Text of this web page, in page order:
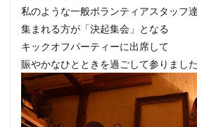
私のような一般ボランティアスタッフ達
集まれる方が「決起集会」となる
キックオフパーティーに出席して
賑やかなひとときを過ごして参りました